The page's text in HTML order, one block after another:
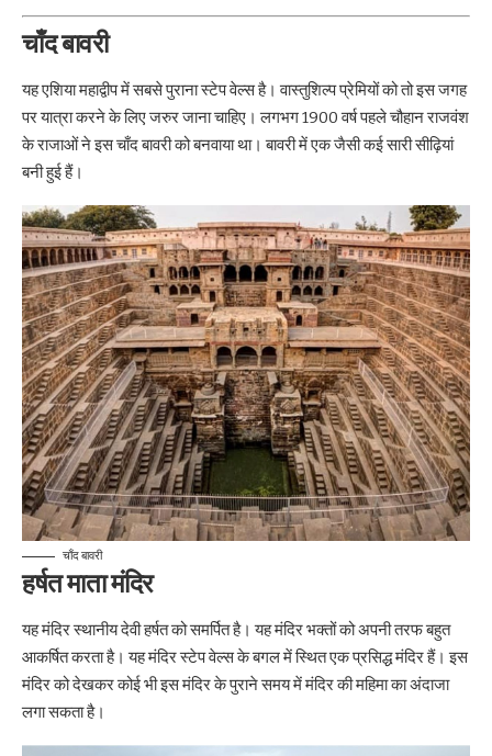
चाँद बावरी
यह एशिया महाद्वीप में सबसे पुराना स्टेप वेल्स है। वास्तुशिल्प प्रेमियों को तो इस जगह
पर यात्रा करने के लिए जरुर जाना चाहिए। लगभग 1900 वर्ष पहले चौहान राजवंश
के राजाओं ने इस चाँद बावरी को बनवाया था। बावरी में एक जैसी कई सारी सीढ़ियां
बनी हुई हैं।
चाँद बावरी
हर्षत माता मंदिर
यह मंदिर स्थानीय देवी हर्षत को समर्पित है। यह मंदिर भक्तों को अपनी तरफ बहुत
आकर्षित करता है। यह मंदिर स्टेप वेल्स के बगल में स्थित एक प्रसिद्ध मंदिर हैं। इस
मंदिर को देखकर कोई भी इस मंदिर के पुराने समय में मंदिर की महिमा का अंदाजा
लगा सकता है।